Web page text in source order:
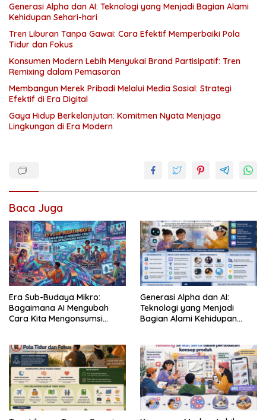
Generasi Alpha dan AI: Teknologi yang Menjadi Bagian Alami
Kehidupan Sehari-hari
Tren Liburan Tanpa Gawai: Cara Efektif Memperbaiki Pola
Tidur dan Fokus
Konsumen Modern Lebih Menyukai Brand Partisipatif: Tren
Remixing dalam Pemasaran
Membangun Merek Pribadi Melalui Media Sosial: Strategi
Efektif di Era Digital
Gaya Hidup Berkelanjutan: Komitmen Nyata Menjaga
Lingkungan di Era Modern
Baca Juga
Era Sub-Budaya Mikro:
Bagaimana AI Mengubah
Cara Kita Mengonsumsi
Generasi Alpha dan AI:
Teknologi yang Menjadi
Bagian Alami Kehidupan